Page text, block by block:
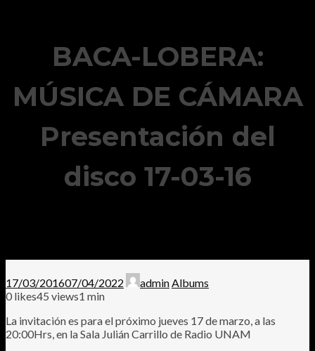
BACA-LOBERA:
MÚSICA DE CÁMARA
Presentación del
disco 17-03-16
17/03/201607/04/2022 adminAlbums
0 likes45 views1 min
La invitación es para el próximo jueves 17 de marzo, a las
20:00Hrs, en la Sala Julián Carrillo de Radio UNAM